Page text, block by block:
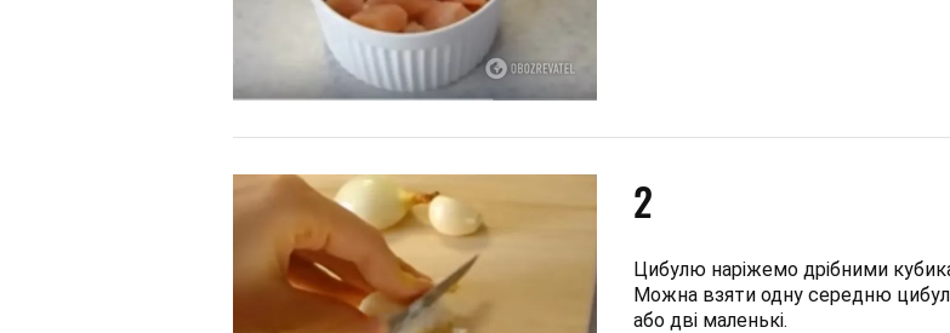
2
Цибулю наріжемо дрібними
Можна взяти одну середню
або дві маленькі.